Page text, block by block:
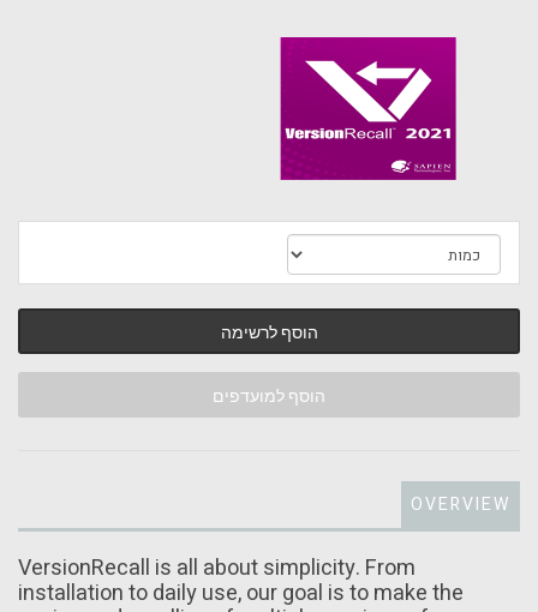
הוסף לרשימה
הוסף למועדפים
OVERVIEW
VersionRecall is all about simplicity. From
installation to daily use, our goal is to make the